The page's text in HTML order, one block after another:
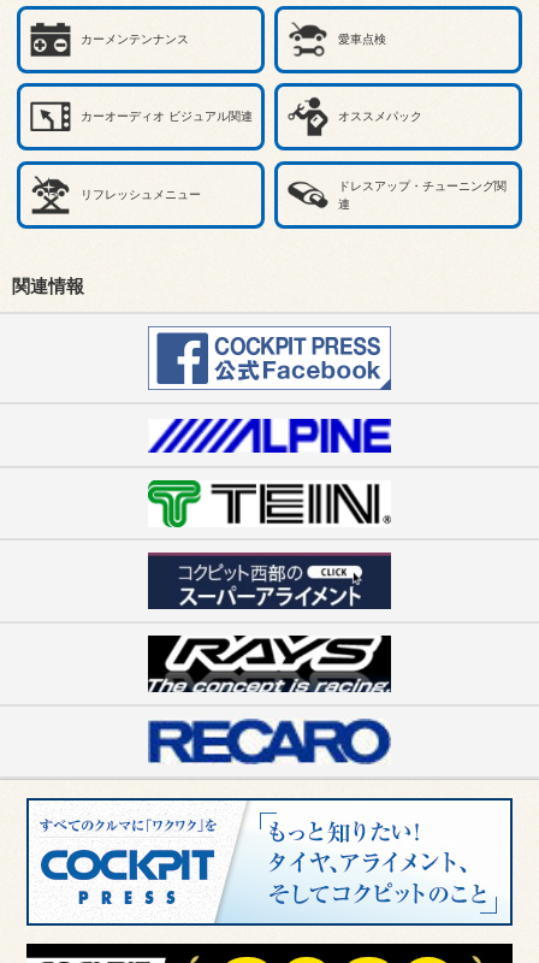
カーメンテンナンス 愛車点検
カーオーディオ ビジュアル関連 オススメパック
リフレッシュメニュー
ドレスアップ・チューニング関
連
関連情報